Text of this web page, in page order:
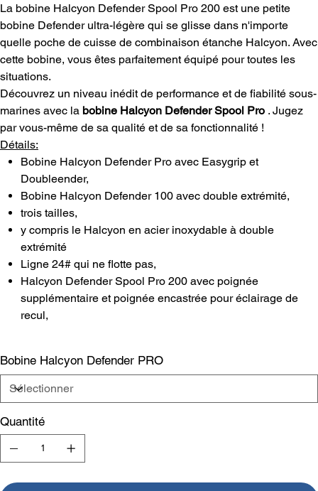
La bobine Halcyon Defender Spool Pro 200 est une petite
bobine Defender ultra-légère qui se glisse dans n'importe
quelle poche de cuisse de combinaison étanche Halcyon. Avec
cette bobine, vous êtes parfaitement équipé pour toutes les
situations.
Découvrez un niveau inédit de performance et de fiabilité sous-
marines avec la bobine Halcyon Defender Spool Pro . Jugez
par vous-même de sa qualité et de sa fonctionnalité !
Détails:
Bobine Halcyon Defender Pro avec Easygrip et
Doubleender,
Bobine Halcyon Defender 100 avec double extrémité,
trois tailles,
y compris le Halcyon en acier inoxydable à double
extrémité
Ligne 24# qui ne flotte pas,
Halcyon Defender Spool Pro 200 avec poignée
supplémentaire et poignée encastrée pour éclairage de
recul,
Bobine Halcyon Defender PRO
Quantité